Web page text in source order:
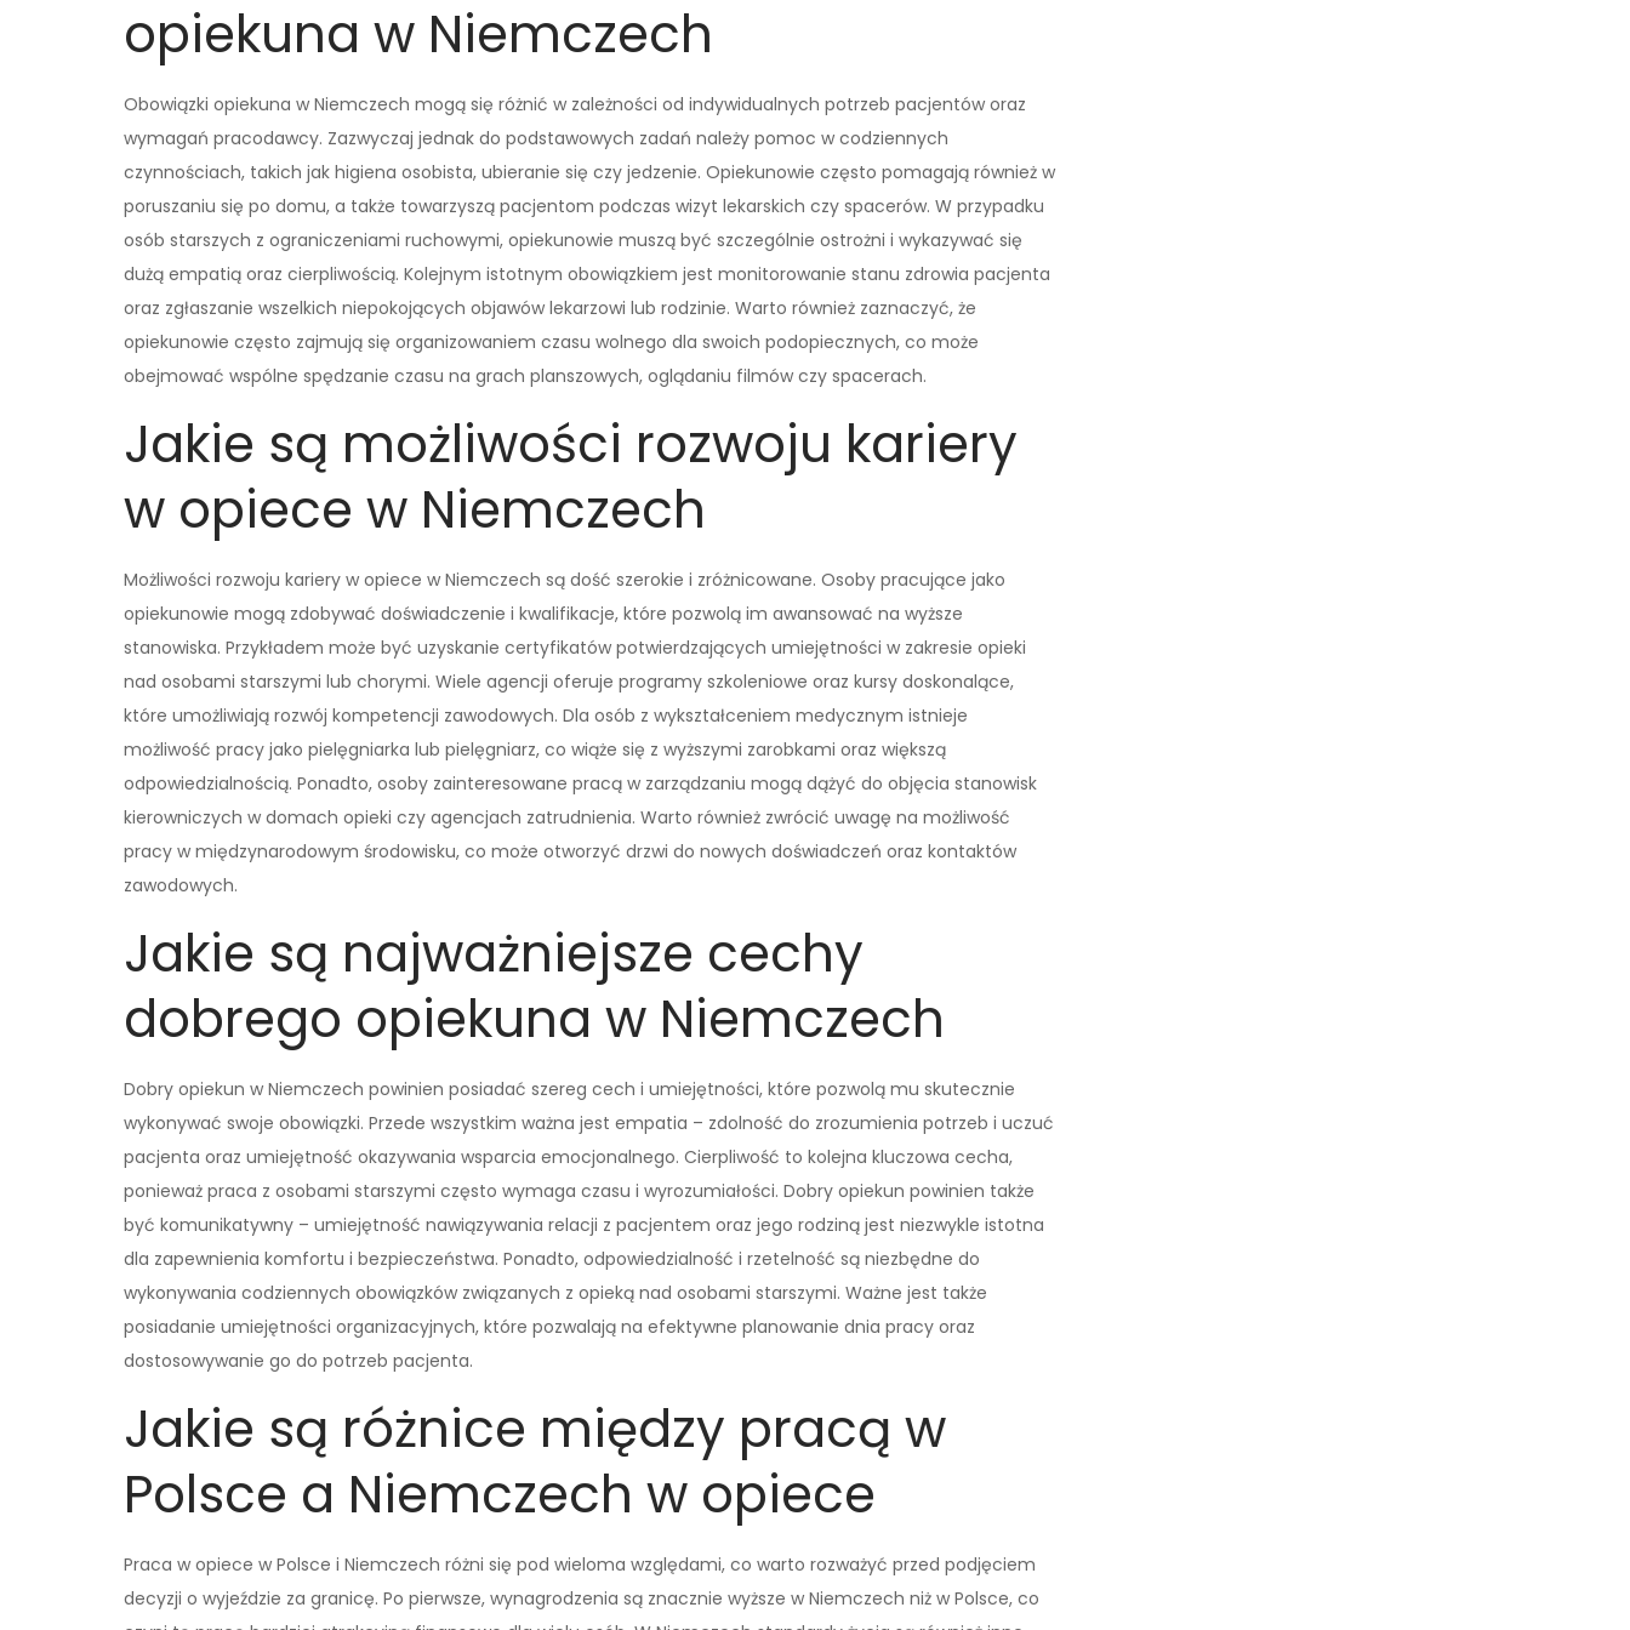
opiekuna w Niemczech
Obowiązki opiekuna w Niemczech mogą się różnić w zależności od indywidualnych potrzeb pacjentów oraz
wymagań pracodawcy. Zazwyczaj jednak do podstawowych zadań należy pomoc w codziennych
czynnościach, takich jak higiena osobista, ubieranie się czy jedzenie. Opiekunowie często pomagają również w
poruszaniu się po domu, a także towarzyszą pacjentom podczas wizyt lekarskich czy spacerów. W przypadku
osób starszych z ograniczeniami ruchowymi, opiekunowie muszą być szczególnie ostrożni i wykazywać się
dużą empatią oraz cierpliwością. Kolejnym istotnym obowiązkiem jest monitorowanie stanu zdrowia pacjenta
oraz zgłaszanie wszelkich niepokojących objawów lekarzowi lub rodzinie. Warto również zaznaczyć, że
opiekunowie często zajmują się organizowaniem czasu wolnego dla swoich podopiecznych, co może
obejmować wspólne spędzanie czasu na grach planszowych, oglądaniu filmów czy spacerach.
Jakie są możliwości rozwoju kariery
w opiece w Niemczech
Możliwości rozwoju kariery w opiece w Niemczech są dość szerokie i zróżnicowane. Osoby pracujące jako
opiekunowie mogą zdobywać doświadczenie i kwalifikacje, które pozwolą im awansować na wyższe
stanowiska. Przykładem może być uzyskanie certyfikatów potwierdzających umiejętności w zakresie opieki
nad osobami starszymi lub chorymi. Wiele agencji oferuje programy szkoleniowe oraz kursy doskonalące,
które umożliwiają rozwój kompetencji zawodowych. Dla osób z wykształceniem medycznym istnieje
możliwość pracy jako pielęgniarka lub pielęgniarz, co wiąże się z wyższymi zarobkami oraz większą
odpowiedzialnością. Ponadto, osoby zainteresowane pracą w zarządzaniu mogą dążyć do objęcia stanowisk
kierowniczych w domach opieki czy agencjach zatrudnienia. Warto również zwrócić uwagę na możliwość
pracy w międzynarodowym środowisku, co może otworzyć drzwi do nowych doświadczeń oraz kontaktów
zawodowych.
Jakie są najważniejsze cechy
dobrego opiekuna w Niemczech
Dobry opiekun w Niemczech powinien posiadać szereg cech i umiejętności, które pozwolą mu skutecznie
wykonywać swoje obowiązki. Przede wszystkim ważna jest empatia – zdolność do zrozumienia potrzeb i uczuć
pacjenta oraz umiejętność okazywania wsparcia emocjonalnego. Cierpliwość to kolejna kluczowa cecha,
ponieważ praca z osobami starszymi często wymaga czasu i wyrozumiałości. Dobry opiekun powinien także
być komunikatywny – umiejętność nawiązywania relacji z pacjentem oraz jego rodziną jest niezwykle istotna
dla zapewnienia komfortu i bezpieczeństwa. Ponadto, odpowiedzialność i rzetelność są niezbędne do
wykonywania codziennych obowiązków związanych z opieką nad osobami starszymi. Ważne jest także
posiadanie umiejętności organizacyjnych, które pozwalają na efektywne planowanie dnia pracy oraz
dostosowywanie go do potrzeb pacjenta.
Jakie są różnice między pracą w
Polsce a Niemczech w opiece
Praca w opiece w Polsce i Niemczech różni się pod wieloma względami, co warto rozważyć przed podjęciem
decyzji o wyjeździe za granicę. Po pierwsze, wynagrodzenia są znacznie wyższe w Niemczech niż w Polsce, co